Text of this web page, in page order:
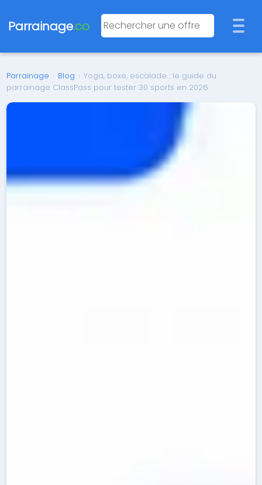
Parrainage.co
Parrainage › Blog › Yoga, boxe, escalade : le guide du
parrainage ClassPass pour tester 30 sports en 2026